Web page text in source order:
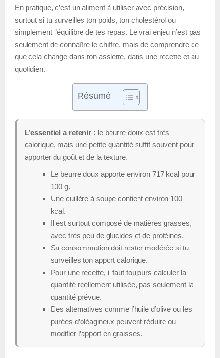
En pratique, c’est un aliment à utiliser avec précision,
surtout si tu surveilles ton poids, ton cholestérol ou
simplement l’équilibre de tes repas. Le vrai enjeu n’est pas
seulement de connaître le chiffre, mais de comprendre ce
que cela change dans ton assiette, dans une recette et au
quotidien.
Résumé
L’essentiel a retenir : le beurre doux est très
calorique, mais une petite quantité suffit souvent pour
apporter du goût et de la texture.
Le beurre doux apporte environ 717 kcal pour
100 g.
Une cuillère à soupe contient environ 100
kcal.
Il est surtout composé de matières grasses,
avec très peu de glucides et de protéines.
Sa consommation doit rester modérée si tu
surveilles ton apport calorique.
Pour une recette, il faut toujours calculer la
quantité réellement utilisée, pas seulement la
quantité prévue.
Des alternatives comme l’huile d’olive ou les
purées d’oléagineux peuvent réduire ou
modifier l’apport en graisses.